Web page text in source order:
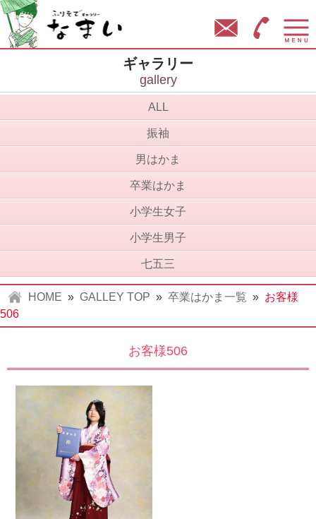
営業
お問い合わせ
ギャラリー
gallery
ALL
振袖
男はかま
卒業はかま
小学生女子
小学生男子
七五三
HOME » GALLEY TOP » 卒業はかま一覧 » お客様
506
お客様506